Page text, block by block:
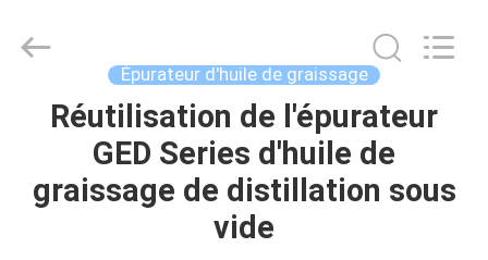
MAISON
PRODUITS
Purifier
Manufacture
Épurateur d'huile de graissage
Réutilisation de l'épurateur
GED Series d'huile de
graissage de distillation sous
vide